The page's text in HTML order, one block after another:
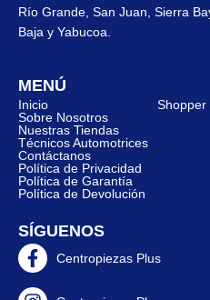
Río Grande, San Juan, Sierra
Baja y Yabucoa.
MENÚ
Inicio
Shopper
Sobre Nosotros
Nuestras Tiendas
Técnicos Automotrices
Contáctanos
Política de Privacidad
Política de Garantía
Política de Devolución
SÍGUENOS
Centropiezas Plus